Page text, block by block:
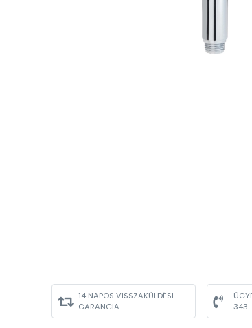
14 NAPOS VISSZAKÜLDÉSI
GARANCIA